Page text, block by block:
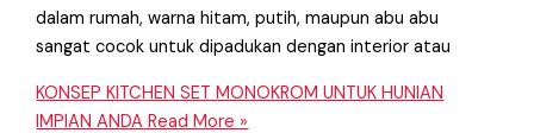
dalam rumah, warna hitam, putih, maupun abu abu
sangat cocok untuk dipadukan dengan interior atau
KONSEP KITCHEN SET MONOKROM UNTUK HUNIAN
IMPIAN ANDA Read More »